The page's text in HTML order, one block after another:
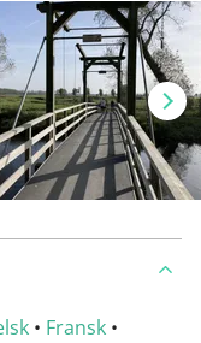
• Fransk •